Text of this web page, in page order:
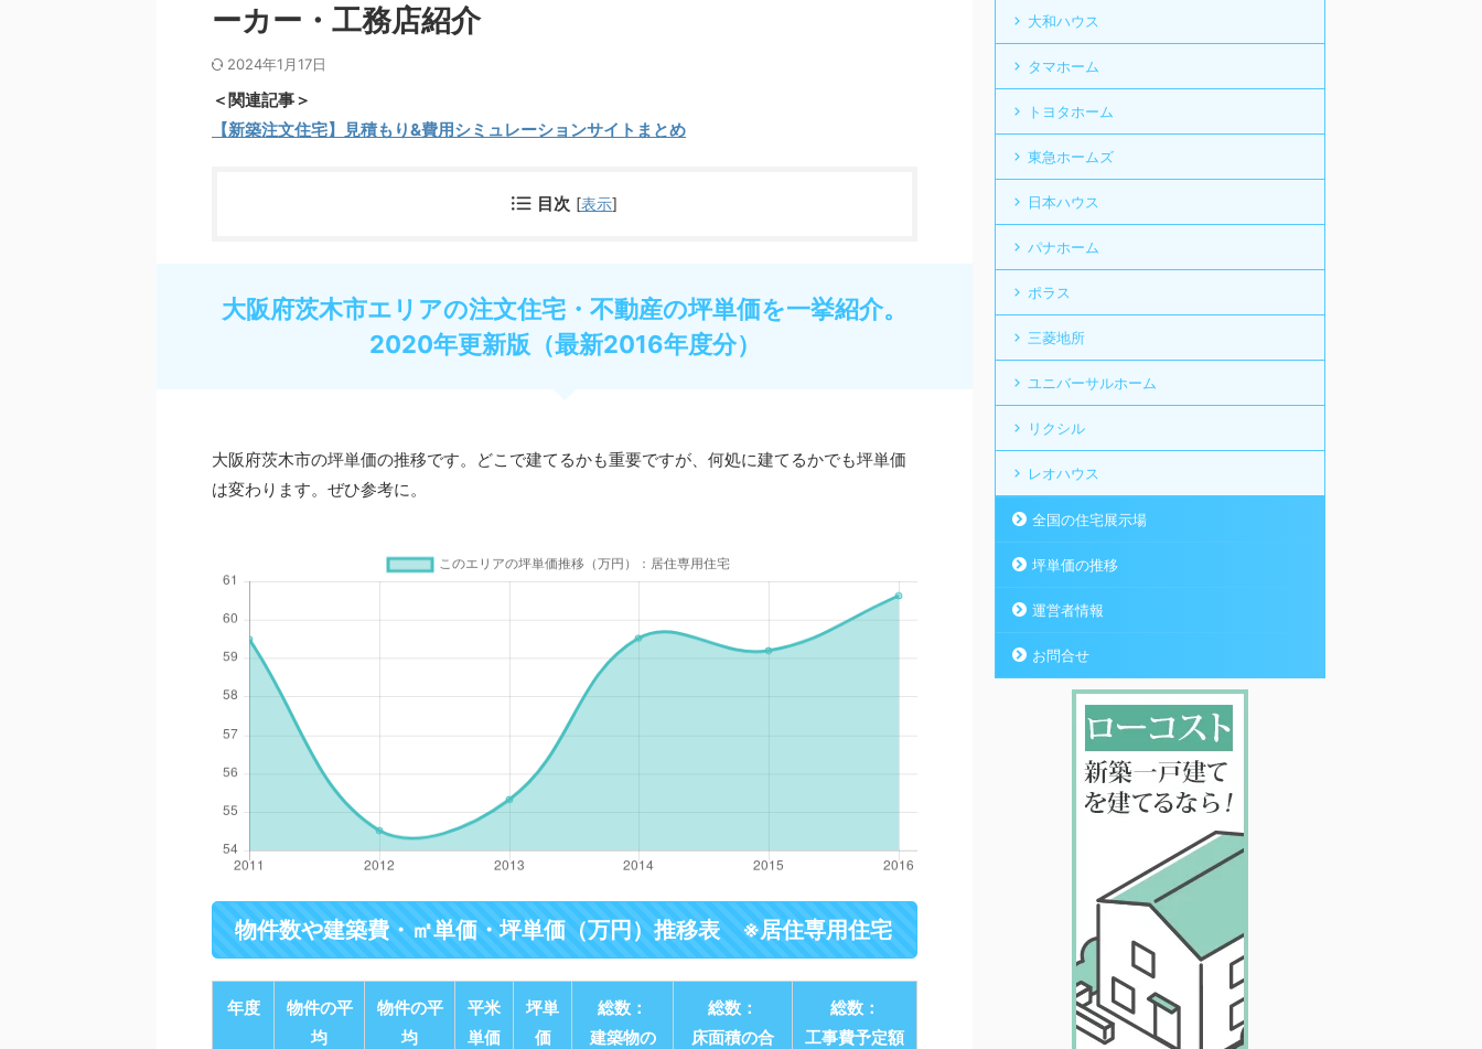
ーカー・工務店紹介
2024年1月17日
＜関連記事＞
【新築注文住宅】見積もり&費用シミュレーションサイトまとめ
目次 [表示]
大阪府茨木市エリアの注文住宅・不動産の坪単価を一挙紹介。
2020年更新版（最新2016年度分）
大阪府茨木市の坪単価の推移です。どこで建てるかも重要ですが、何処に建てるかでも坪単価
は変わります。ぜひ参考に。
物件数や建築費・㎡単価・坪単価（万円）推移表 ※居住専用住宅
年度
物件の平
均
物件の平
均
平米
単価
坪単
価
総数：
建築物の
総数：
床面積の合
総数：
工事費予定額
大和ハウス
タマホーム
トヨタホーム
東急ホームズ
日本ハウス
パナホーム
ポラス
三菱地所
ユニバーサルホーム
リクシル
レオハウス
全国の住宅展示場
坪単価の推移
運営者情報
お問合せ